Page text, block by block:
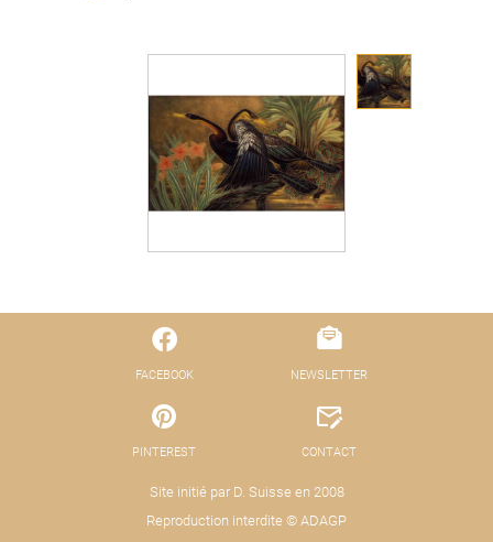
FACEBOOK
PINTEREST
Site initié par D. Suisse en 2008
Reproduction interdite © ADAGP
NEWSLETTER
CONTACT